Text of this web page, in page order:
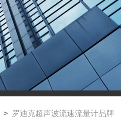
> 罗迪克超声波流速流量计品牌